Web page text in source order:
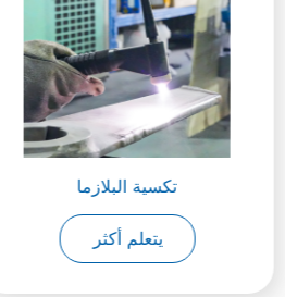
يتعلم أكثر